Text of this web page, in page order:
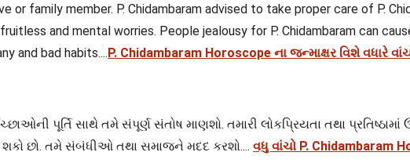
or family member. P. Chidambaram advised to take proper care of P.
and mental worries. People jealousy for P. Chidambaram can
and bad habits....P. Chidambaram Horoscope ના જન્માક્ષર વિશે વધારે
પૂર્તિ સાથે તમે સંપૂર્ણ સંતોષ માણશો. તમારી લોકપ્રિયતા તથા પ્રતિષ્ઠામાં
શકો છો. તમે સંબંધીઓ તથા સમાજને મદદ કરશો.... વધુ વાંચો P. Chidambaram